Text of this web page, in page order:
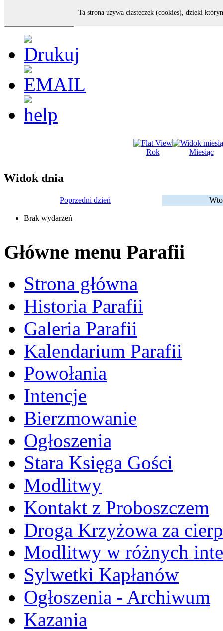
Rok Miesiąc
Widok dnia
Poprzedni dzień
Brak wydarzeń
Główne menu Parafii
Strona główna
Historia Parafii
Galeria Parafii
Kalendarium Parafii
Powołania
Intencje
Bierzmowanie
Ogłoszenia
Stara Księga Gości
Modlitwy
Kontakt z Proboszczem
Droga Krzyżowa za
Modlitwy w różnych
Sylwetki Kapłanów
Ogłoszenia - Archiwum
Kazania
Ta strona używa ciasteczek (cookies), dzięki